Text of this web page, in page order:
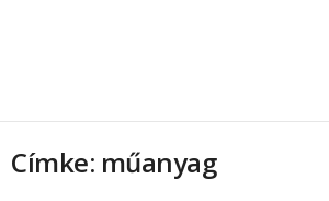
Címke: műanyag